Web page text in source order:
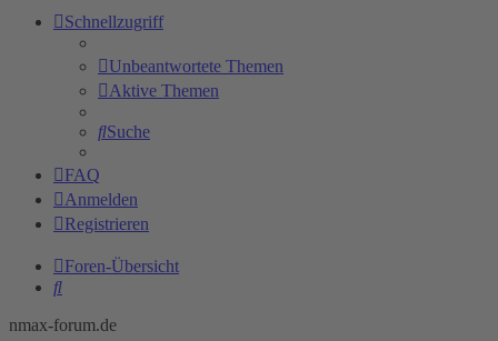
Schnellzugriff
Unbeantwortete Themen
Aktive Themen
Suche
FAQ
Anmelden
Registrieren
Foren-Übersicht
Suche
nmax-forum.de